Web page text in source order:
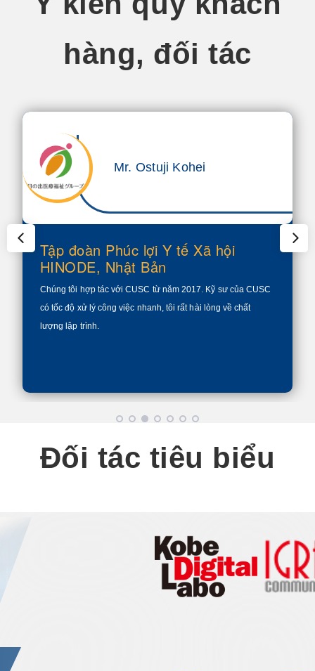
hàng, đối tác
Mr. Ostuji Kohei
Tập đoàn Phúc lợi Y tế Xã hội
HINODE, Nhật Bản
Chúng tôi hợp tác với CUSC từ năm 2017. Kỹ sư của CUSC
có tốc độ xử lý công việc nhanh, tôi rất hài lòng về chất
lượng lập trình.
Đối tác tiêu biểu